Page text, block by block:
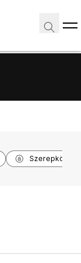
Szerepkörök